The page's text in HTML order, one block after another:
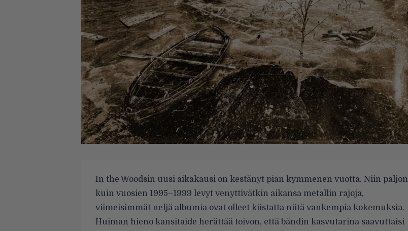
In the Woodsin uusi aikakausi on kestänyt pian kymmenen vuotta. Niin paljon
kuin vuosien 1995–1999 levyt venyttivät­kin aikansa metallin rajoja,
viimeisimmät neljä albumia ovat olleet kiistatta niitä vankempia kokemuksia.
Huiman hieno kansitaide he­rättää toivon, että bändin kasvu­tarina saavuttaisi